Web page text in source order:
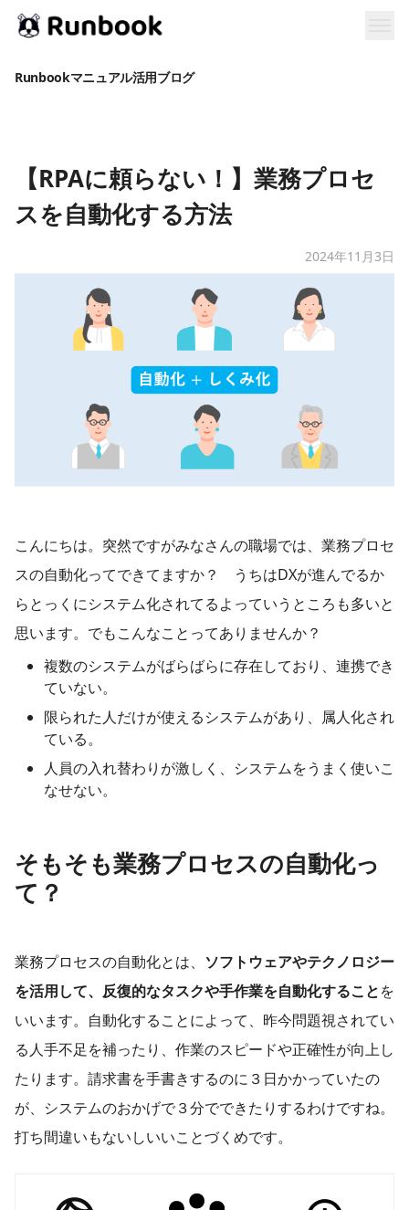
Runbookマニュアル活用ブログ
【RPAに頼らない！】業務プロセ
スを自動化する方法
2024年11月3日
こんにちは。突然ですがみなさんの職場では、業務プロセ
スの自動化ってできてますか？ うちはDXが進んでるか
らとっくにシステム化されてるよっていうところも多いと
思います。でもこんなことってありませんか？
複数のシステムがばらばらに存在しており、連携でき
ていない。
限られた人だけが使えるシステムがあり、属人化され
ている。
人員の入れ替わりが激しく、システムをうまく使いこ
なせない。
そもそも業務プロセスの自動化っ
て？
業務プロセスの自動化とは、 ソフトウェアやテクノロジー
を活用して、反復的なタスクや手作業を自動化することを
いいます。自動化することによって、昨今問題視されてい
る人手不足を補ったり、作業のスピードや正確性が向上し
たります。請求書を手書きするのに３日かかっていたの
が、システムのおかげで３分でできたりするわけですね。
打ち間違いもないしいいことづくめです。